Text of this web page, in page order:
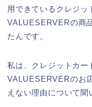
用できているクレジッ
VALUESERVERの商
たんです。
私は、クレジットカー
VALUESERVERのお
えない理由について聞